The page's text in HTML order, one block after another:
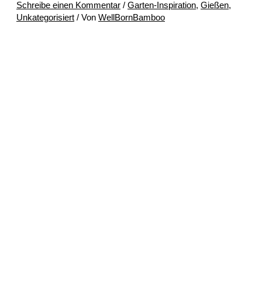
Schreibe einen Kommentar / Garten-Inspiration, Gießen,
Unkategorisiert / Von WellBornBamboo